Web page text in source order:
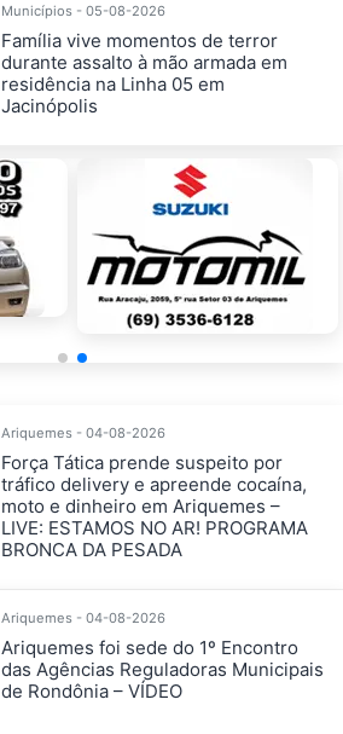
Municípios - 05-08-2026
Família vive momentos de terror
durante assalto à mão armada em
residência na Linha 05 em
Jacinópolis
Ariquemes - 04-08-2026
Força Tática prende suspeito por
tráfico delivery e apreende cocaína,
moto e dinheiro em Ariquemes –
LIVE: ESTAMOS NO AR! PROGRAMA
BRONCA DA PESADA
Ariquemes - 04-08-2026
Ariquemes foi sede do 1º Encontro
das Agências Reguladoras Municipais
de Rondônia – VÍDEO